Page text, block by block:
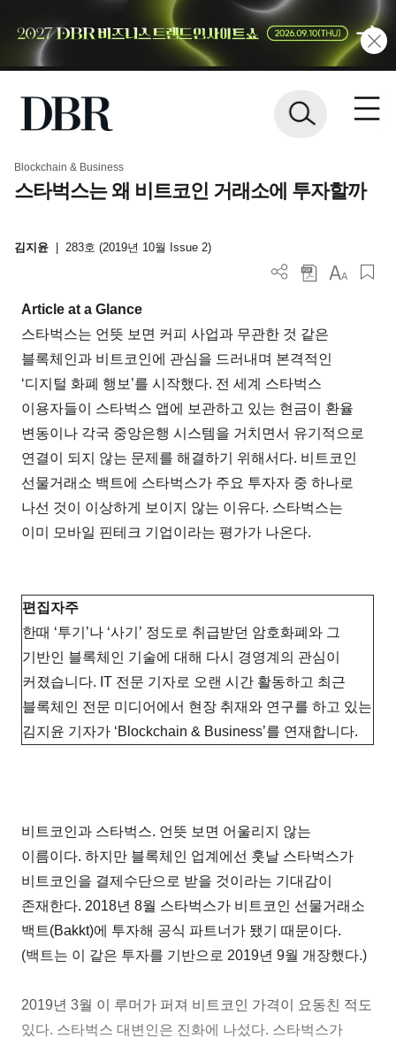
Blockchain & Business
스타벅스는 왜 비트코인 거래소에 투자할까
김지윤 283호 (2019년 10월 Issue 2)
Article at a Glance
스타벅스는 언뜻 보면 커피 사업과 무관한 것 같은
블록체인과 비트코인에 관심을 드러내며 본격적인
‘디지털 화폐 행보’를 시작했다. 전 세계 스타벅스
이용자들이 스타벅스 앱에 보관하고 있는 현금이 환율
변동이나 각국 중앙은행 시스템을 거치면서 유기적으로
연결이 되지 않는 문제를 해결하기 위해서다. 비트코인
선물거래소 백트에 스타벅스가 주요 투자자 중 하나로
나선 것이 이상하게 보이지 않는 이유다. 스타벅스는
이미 모바일 핀테크 기업이라는 평가가 나온다.
편집자주
한때 ‘투기’나 ‘사기’ 정도로 취급받던 암호화폐와 그
기반인 블록체인 기술에 대해 다시 경영계의 관심이
커졌습니다. IT 전문 기자로 오랜 시간 활동하고 최근
블록체인 전문 미디어에서 현장 취재와 연구를 하고 있는
김지윤 기자가 ‘Blockchain & Business’를 연재합니다.
비트코인과 스타벅스. 언뜻 보면 어울리지 않는
이름이다. 하지만 블록체인 업계에선 훗날 스타벅스가
비트코인을 결제수단으로 받을 것이라는 기대감이
존재한다. 2018년 8월 스타벅스가 비트코인 선물거래소
백트(Bakkt)에 투자해 공식 파트너가 됐기 때문이다.
(백트는 이 같은 투자를 기반으로 2019년 9월 개장했다.)
2019년 3월 이 루머가 퍼져 비트코인 가격이 요동친 적도
있다. 스타벅스 대변인은 진화에 나섰다. 스타벅스가